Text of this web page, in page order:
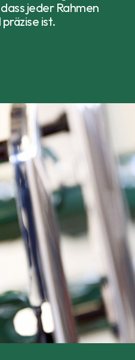
jeder Rahmen
ist.